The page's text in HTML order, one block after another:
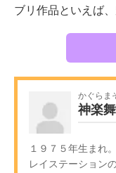
ブリ作品といえば
かぐらま
神楽
１９７５年生まれ
レイステーション